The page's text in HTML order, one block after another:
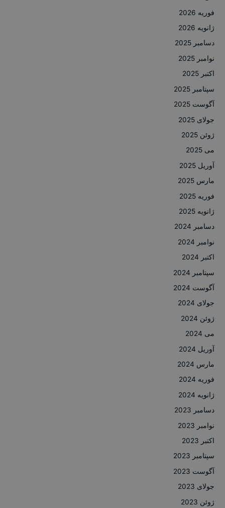
فوریه 2026
ژانویه 2026
دسامبر 2025
نوامبر 2025
اکتبر 2025
سپتامبر 2025
آگوست 2025
جولای 2025
ژوئن 2025
می 2025
آوریل 2025
مارس 2025
فوریه 2025
ژانویه 2025
دسامبر 2024
نوامبر 2024
اکتبر 2024
سپتامبر 2024
آگوست 2024
جولای 2024
ژوئن 2024
می 2024
آوریل 2024
مارس 2024
فوریه 2024
ژانویه 2024
دسامبر 2023
نوامبر 2023
اکتبر 2023
سپتامبر 2023
آگوست 2023
جولای 2023
ژوئن 2023